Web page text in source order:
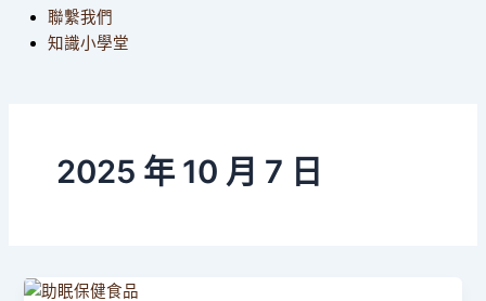
聯繫我們
知識小學堂
2025 年 10 月 7 日
助